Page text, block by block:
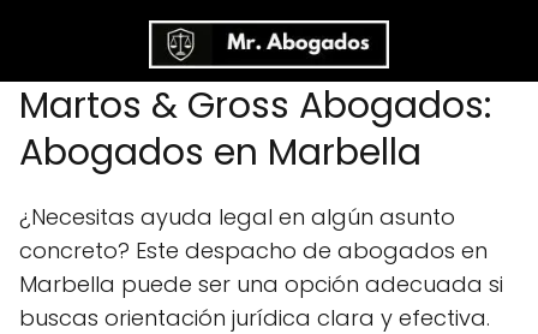
Martos & Gross Abogados:
Abogados en Marbella
¿Necesitas ayuda legal en algún asunto
concreto? Este despacho de abogados en
Marbella puede ser una opción adecuada si
buscas orientación jurídica clara y efectiva.